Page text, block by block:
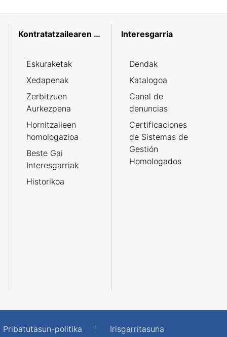
Kontratatzailearen profila
Eskuraketak
Xedapenak
Zerbitzuen
Aurkezpena
Hornitzaileen
homologazioa
Beste Gai
Interesgarriak
Historikoa
Interesgarria
Dendak
Katalogoa
Canal de
denuncias
Certificaciones
de Sistemas de
Gestión
Homologados
Pribatutasun-politika Irisgarritasuna